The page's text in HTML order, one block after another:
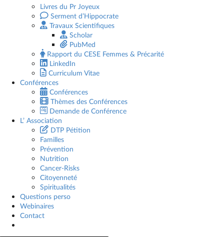
Livres du Pr Joyeux
Serment d’Hippocrate
Travaux Scientifiques
Scholar
PubMed
Rapport du CESE Femmes & Précarité
LinkedIn
Curriculum Vitae
Conférences
Conférences
Thèmes des Conférences
Demande de Conférence
L’ Association
DTP Pétition
Familles
Prévention
Nutrition
Cancer-Risks
Citoyenneté
Spiritualités
Questions perso
Webinaires
Contact